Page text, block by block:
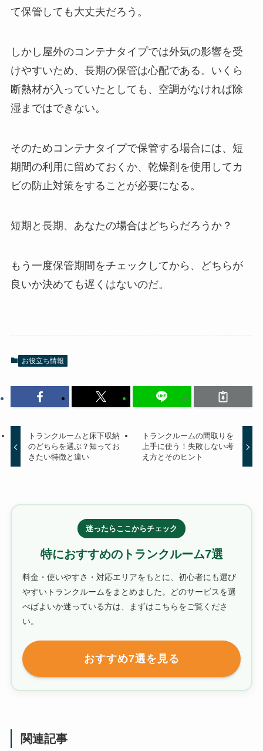
て保管しても大丈夫だろう。
しかし屋外のコンテナタイプでは外気の影響を受
けやすいため、長期の保管は心配である。いくら
断熱材が入っていたとしても、空調がなければ除
湿まではできない。
そのためコンテナタイプで保管する場合には、短
期間の利用に留めておくか、乾燥剤を使用してカ
ビの防止対策をすることが必要になる。
短期と長期、あなたの場合はどちらだろうか？
もう一度保管期間をチェックしてから、どちらが
良いか決めても遅くはないのだ。
お役立ち情報
トランクルームと床下収納
のどちらを選ぶ？知ってお
きたい特徴と違い
トランクルームの間取りを
上手に使う！失敗しない考
え方とそのヒント
迷ったらここからチェック
特におすすめのトランクルーム7選
料金・使いやすさ・対応エリアをもとに、初心者にも選び
やすいトランクルームをまとめました。どのサービスを選
べばよいか迷っている方は、まずはこちらをご覧くださ
い。
おすすめ7選を見る
関連記事